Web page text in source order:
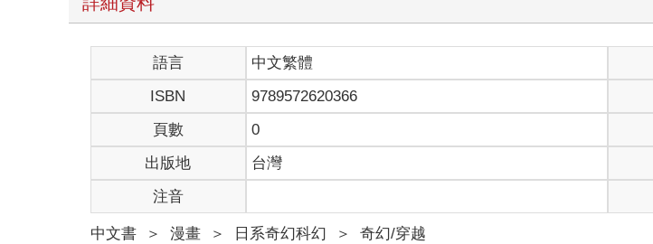
語言 中文繁體
ISBN
9789572620366
頁數
0
出版地
台灣
注音
中文書 ＞ 漫畫 ＞ 日系奇幻科幻 ＞ 奇幻/穿越